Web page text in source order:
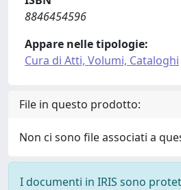
8846454596
Appare nelle tipologie:
Cura di Atti, Volumi, Cataloghi
File in questo prodotto:
Non ci sono file associati a
I documenti in IRIS sono